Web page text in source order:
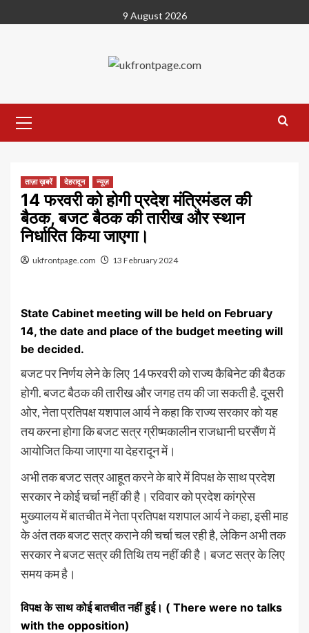
to
9 August 2026
Menu
ताज़ा ख़बरें देहरादून न्यूज़
14 फरवरी को होगी प्रदेश मंत्रिमंडल की
बैठक, बजट बैठक की तारीख और स्थान
निर्धारित किया जाएगा।
ukfrontpage.com 13 February 2024
State Cabinet meeting will be held on February
14, the date and place of the budget meeting will
be decided.
बजट पर निर्णय लेने के लिए 14 फरवरी को राज्य कैबिनेट की बैठक
होगी. बजट बैठक की तारीख और जगह तय की जा सकती है. दूसरी
ओर, नेता प्रतिपक्ष यशपाल आर्य ने कहा कि राज्य सरकार को यह
तय करना होगा कि बजट सत्र ग्रीष्मकालीन राजधानी घरसैंण में
आयोजित किया जाएगा या देहरादून में।
अभी तक बजट सत्र आहूत करने के बारे में विपक्ष के साथ प्रदेश
सरकार ने कोई चर्चा नहीं की है। रविवार को प्रदेश कांग्रेस
मुख्यालय में बातचीत में नेता प्रतिपक्ष यशपाल आर्य ने कहा, इसी माह
के अंत तक बजट सत्र कराने की चर्चा चल रही है, लेकिन अभी तक
सरकार ने बजट सत्र की तिथि तय नहीं की है। बजट सत्र के लिए
समय कम है।
विपक्ष के साथ कोई बातचीत नहीं हुई। ( There were no talks
with the opposition)